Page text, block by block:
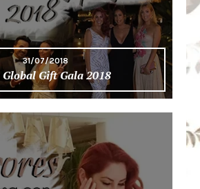
31/07/2018
Global Gift Gala 2018